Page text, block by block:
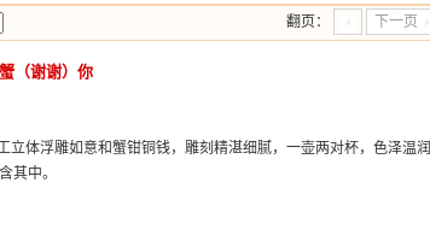
翻页： 下一页
（谢谢）你
立体浮雕如意和蟹钳铜钱，雕刻精湛细腻，一壶两对杯，色泽温润
其中。